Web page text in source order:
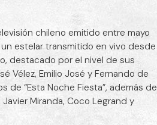
chileno emitido entre mayo
un estelar transmitido en vivo desde
destacado por el nivel de sus
Vélez, Emilio José y Fernando de
de “Esta Noche Fiesta”, además de
Miranda, Coco Legrand y